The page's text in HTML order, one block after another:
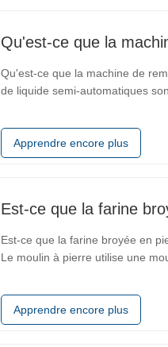
Qu'est-ce que la
Qu'est-ce que la machine de
de liquide semi-automatiques
remplissage de presque tous les
Apprendre encore plus
Est-ce que la farine
Est-ce que la farine broyée en
Le moulin à pierre utilise une
vitesse du moulin en…
Apprendre encore plus